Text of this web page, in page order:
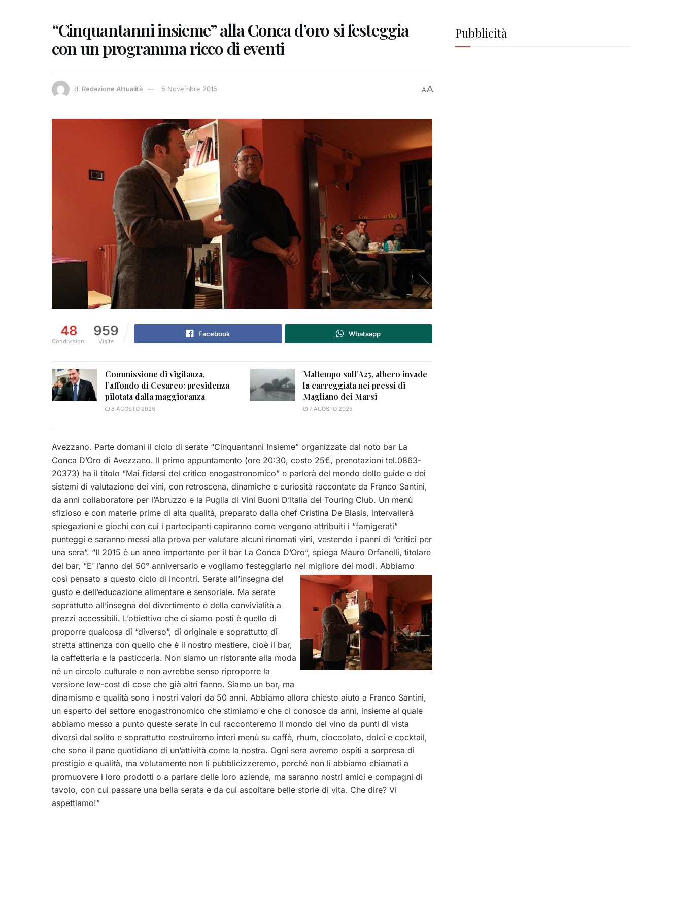
“Cinquantanni insieme” alla Conca d’oro si festeggia
con un programma ricco di eventi
di Redazione Attualità 5 Novembre 2015 AA
48
Condivisioni
959
Visite
Facebook Whatsapp
Commissione di vigilanza,
l’affondo di Cesareo: presidenza
pilotata dalla maggioranza
8 AGOSTO 2026
Maltempo sull’A25, albero invade
la carreggiata nei pressi di
Magliano dei Marsi
7 AGOSTO 2026
Avezzano. Parte domani il ciclo di serate “Cinquantanni Insieme” organizzate dal noto bar La
Conca D’Oro di Avezzano. Il primo appuntamento (ore 20:30, costo 25€, prenotazioni tel.0863-
20373) ha il titolo “Mai fidarsi del critico enogastronomico” e parlerà del mondo delle guide e dei
sistemi di valutazione dei vini, con retroscena, dinamiche e curiosità raccontate da Franco Santini,
da anni collaboratore per l’Abruzzo e la Puglia di Vini Buoni D’Italia del Touring Club. Un menù
sfizioso e con materie prime di alta qualità, preparato dalla chef Cristina De Blasis, intervallerà
spiegazioni e giochi con cui i partecipanti capiranno come vengono attribuiti i “famigerati”
punteggi e saranno messi alla prova per valutare alcuni rinomati vini, vestendo i panni di “critici per
una sera”. “Il 2015 è un anno importante per il bar La Conca D’Oro”, spiega Mauro Orfanelli, titolare
del bar, “E’ l’anno del 50° anniversario e vogliamo festeggiarlo nel migliore dei modi. Abbiamo
così pensato a questo ciclo di incontri. Serate all’insegna del
gusto e dell’educazione alimentare e sensoriale. Ma serate
soprattutto all’insegna del divertimento e della convivialità a
prezzi accessibili. L’obiettivo che ci siamo posti è quello di
proporre qualcosa di “diverso”, di originale e soprattutto di
stretta attinenza con quello che è il nostro mestiere, cioè il bar,
la caffetteria e la pasticceria. Non siamo un ristorante alla moda
né un circolo culturale e non avrebbe senso riproporre la
versione low-cost di cose che già altri fanno. Siamo un bar, ma
dinamismo e qualità sono i nostri valori da 50 anni. Abbiamo allora chiesto aiuto a Franco Santini,
un esperto del settore enogastronomico che stimiamo e che ci conosce da anni, insieme al quale
abbiamo messo a punto queste serate in cui racconteremo il mondo del vino da punti di vista
diversi dal solito e soprattutto costruiremo interi menù su caffè, rhum, cioccolato, dolci e cocktail,
che sono il pane quotidiano di un’attività come la nostra. Ogni sera avremo ospiti a sorpresa di
prestigio e qualità, ma volutamente non li pubblicizzeremo, perché non li abbiamo chiamati a
promuovere i loro prodotti o a parlare delle loro aziende, ma saranno nostri amici e compagni di
tavolo, con cui passare una bella serata e da cui ascoltare belle storie di vita. Che dire? Vi
aspettiamo!”
Pubblicità